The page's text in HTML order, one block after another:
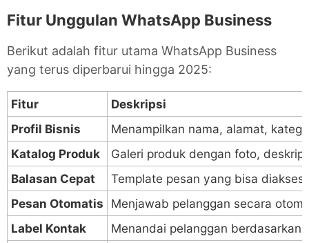
Fitur Unggulan WhatsApp Business
Berikut adalah fitur utama WhatsApp Business
yang terus diperbarui hingga 2025:
Fitur
Deskripsi
Profil Bisnis
Menampilkan nama, alamat,
Katalog Produk
Galeri produk dengan foto,
Balasan Cepat
Template pesan yang bisa
Pesan Otomatis
Menjawab pelanggan secara
Label Kontak
Menandai pelanggan berdasarkan